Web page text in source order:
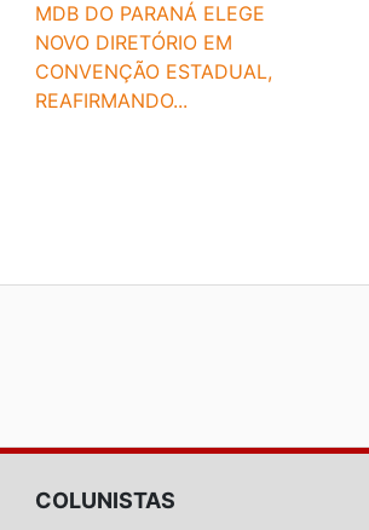
MDB DO PARANÁ ELEGE
NOVO DIRETÓRIO EM
CONVENÇÃO ESTADUAL,
REAFIRMANDO...
COLUNISTAS